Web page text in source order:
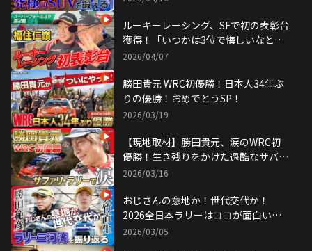
ルーキーレーシング、SFで初の表彰台
獲得！「いつかは3位で悔しいなとい
うチームに」
2026/04/07
勝田貴元 WRC初優勝！日本人34年ぶ
りの優勝！おめでとうSP！
2026/03/19
【現地取材】勝田貴元、涙のWRC初
優勝！生き残りをかけた過酷なサバイ
バルラリーに密着
2026/03/16
おじさんの意地か！世代交代か！
2026全日本ラリーはココが面白い！
勝田範彦選手 大竹直生選手 生出演！
2026/03/05